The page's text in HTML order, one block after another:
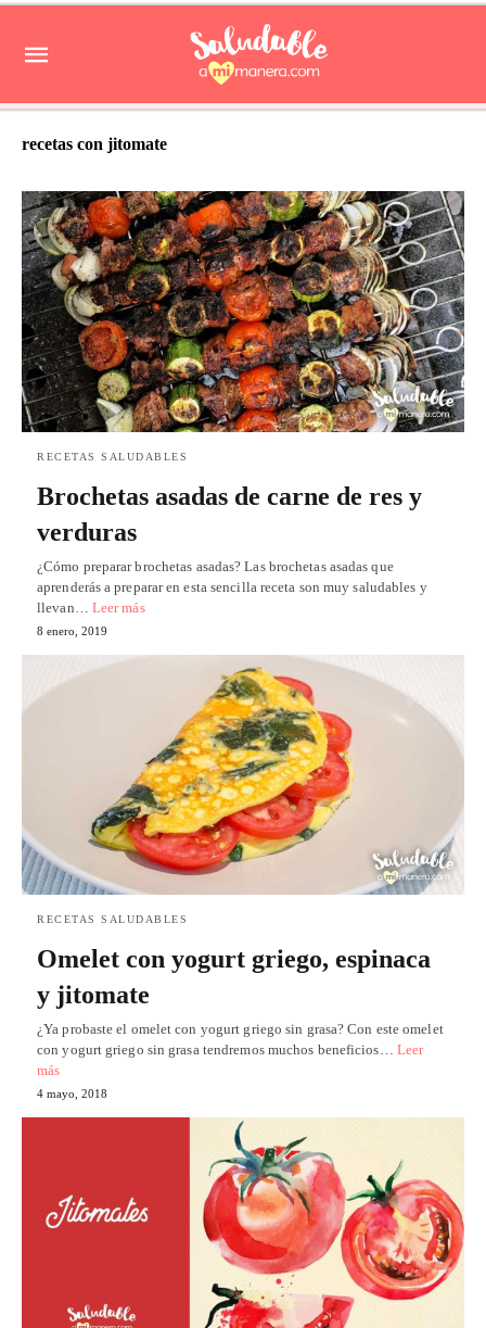
recetas con jitomate
RECETAS SALUDABLES
Brochetas asadas de carne de res y
verduras
¿Cómo preparar brochetas asadas? Las brochetas asadas que
aprenderás a preparar en esta sencilla receta son muy saludables y
llevan… Leer más
8 enero, 2019
RECETAS SALUDABLES
Omelet con yogurt griego, espinaca
y jitomate
¿Ya probaste el omelet con yogurt griego sin grasa? Con este omelet
con yogurt griego sin grasa tendremos muchos beneficios… Leer
más
4 mayo, 2018